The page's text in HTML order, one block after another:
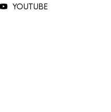
YOUTUBE